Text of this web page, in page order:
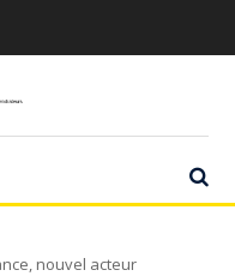
nouvel acteur